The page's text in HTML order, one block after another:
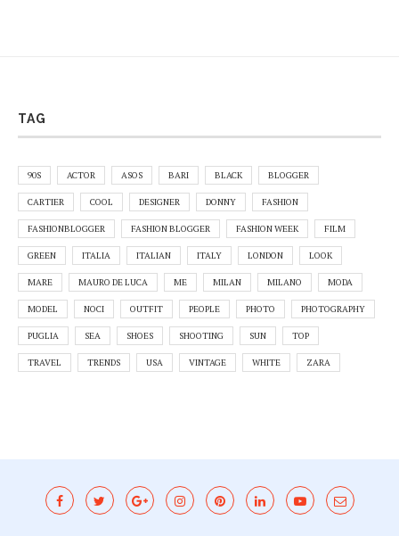
TAG
90S ACTOR ASOS BARI BLACK BLOGGER
CARTIER COOL DESIGNER DONNY FASHION
FASHIONBLOGGER FASHION BLOGGER FASHION WEEK FILM
GREEN ITALIA ITALIAN ITALY LONDON LOOK
MARE MAURO DE LUCA ME MILAN MILANO MODA
MODEL NOCI OUTFIT PEOPLE PHOTO PHOTOGRAPHY
PUGLIA SEA SHOES SHOOTING SUN TOP
TRAVEL TRENDS USA VINTAGE WHITE ZARA